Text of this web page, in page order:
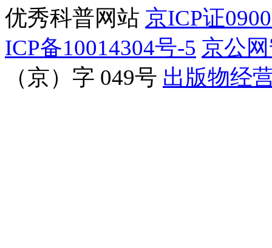
优秀科普网站 京ICP证
ICP备10014304号-5 京公
（京）字 049号 出版物经